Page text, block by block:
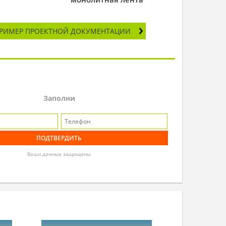
ПРОЕКТНОЙ ДОКУМЕНТАЦИИ
Заполни
Ваши данные защищены